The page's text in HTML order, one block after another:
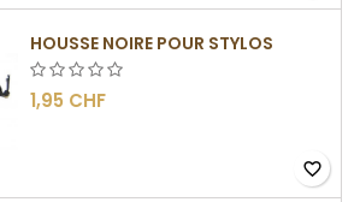
HOUSSE NOIRE POUR STYLOS
1,95 CHF
favorite_border